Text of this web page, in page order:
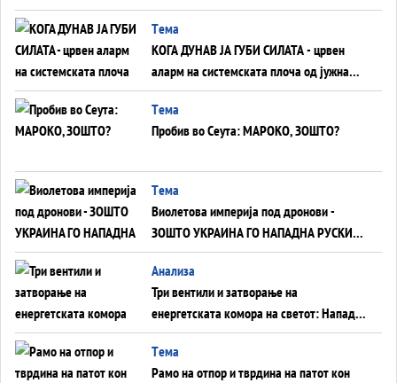
ВНУЦИ ДА ГИ ЗАМЕНАТ
Tема
КОГА ДУНАВ ЈА ГУБИ СИЛАТА - црвен
аларм на системската плоча од јужна
Германија до Црното Море...
Tема
Пробив во Сеута: МАРОКО, ЗОШТО?
Tема
Виолетова империја под дронови -
ЗОШТО УКРАИНА ГО НАПАДНА РУСКИОТ
WILDBERRIES
Aнализа
Три вентили и затворање на
енергетската комора на светот: Нападот
во Суец најавува глобален енергетски
инфаркт?
Tема
Рамо на отпор и тврдина на патот кон